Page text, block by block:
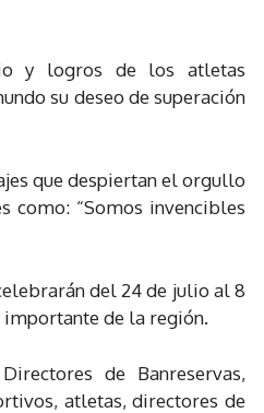
y logros de los atletas
su deseo de superación
que despiertan el orgullo
como: “Somos invencibles
del 24 de julio al 8
de la región.
de Banreservas,
atletas, directores de